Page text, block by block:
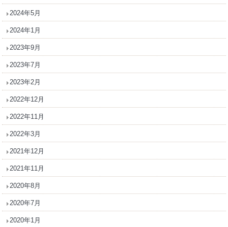
2024年5月
2024年1月
2023年9月
2023年7月
2023年2月
2022年12月
2022年11月
2022年3月
2021年12月
2021年11月
2020年8月
2020年7月
2020年1月